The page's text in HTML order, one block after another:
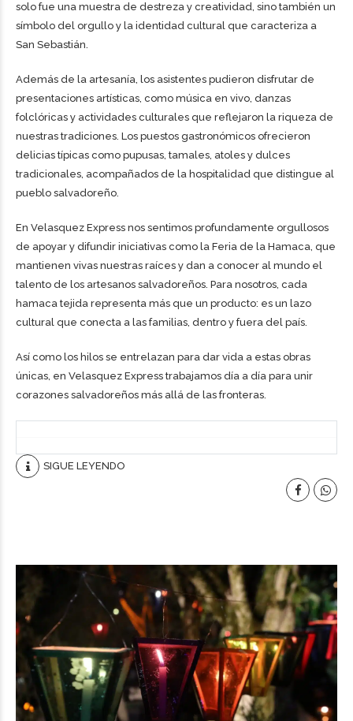
solo fue una muestra de destreza y creatividad, sino también un
símbolo del orgullo y la identidad cultural que caracteriza a
San Sebastián.
Además de la artesanía, los asistentes pudieron disfrutar de
presentaciones artísticas, como música en vivo, danzas
folclóricas y actividades culturales que reflejaron la riqueza de
nuestras tradiciones. Los puestos gastronómicos ofrecieron
delicias típicas como pupusas, tamales, atoles y dulces
tradicionales, acompañados de la hospitalidad que distingue al
pueblo salvadoreño.
En Velasquez Express nos sentimos profundamente orgullosos
de apoyar y difundir iniciativas como la Feria de la Hamaca, que
mantienen vivas nuestras raíces y dan a conocer al mundo el
talento de los artesanos salvadoreños. Para nosotros, cada
hamaca tejida representa más que un producto: es un lazo
cultural que conecta a las familias, dentro y fuera del país.
Así como los hilos se entrelazan para dar vida a estas obras
únicas, en Velasquez Express trabajamos día a día para unir
corazones salvadoreños más allá de las fronteras.
SIGUE LEYENDO